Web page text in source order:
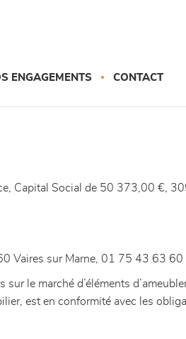
ENGAGEMENTS CONTACT
Capital Social de 50 373,00 €,
Vaires sur Marne, 01 75 43 63 60
le marché d’éléments
est en conformité avec les